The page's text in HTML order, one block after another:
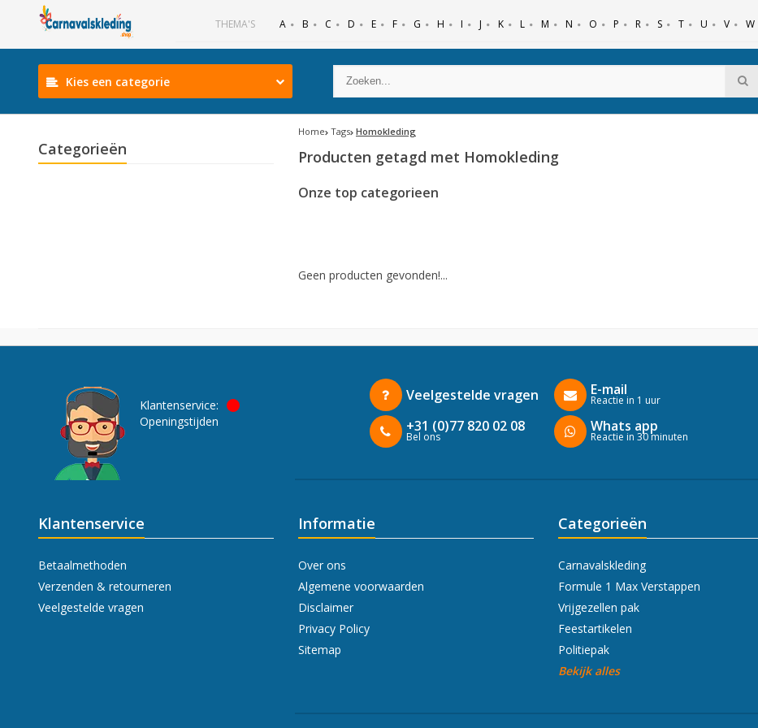
THEMA'S A B C D E F G H I J K L M N O P R S T U V W
Kies een categorie
Categorieën
Home Tags Homokleding
Producten getagd met Homokleding
Onze top categorieen
Geen producten gevonden!...
Klantenservice:
Openingstijden
Veelgestelde vragen
+31 (0)77 820 02 08
Bel ons
E-mail
Reactie in 1 uur
Whats app
Reactie in 30 minuten
Klantenservice
Betaalmethoden
Verzenden & retourneren
Veelgestelde vragen
Informatie
Over ons
Algemene voorwaarden
Disclaimer
Privacy Policy
Sitemap
Categorieën
Carnavalskleding
Formule 1 Max Verstappen
Vrijgezellen pak
Feestartikelen
Politiepak
Bekijk alles